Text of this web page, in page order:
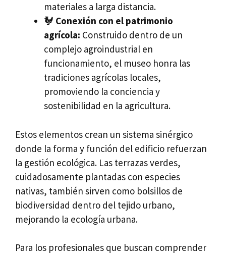
materiales a larga distancia.
🐓 Conexión con el patrimonio
agrícola: Construido dentro de un
complejo agroindustrial en
funcionamiento, el museo honra las
tradiciones agrícolas locales,
promoviendo la conciencia y
sostenibilidad en la agricultura.
Estos elementos crean un sistema sinérgico
donde la forma y función del edificio refuerzan
la gestión ecológica. Las terrazas verdes,
cuidadosamente plantadas con especies
nativas, también sirven como bolsillos de
biodiversidad dentro del tejido urbano,
mejorando la ecología urbana.
Para los profesionales que buscan comprender